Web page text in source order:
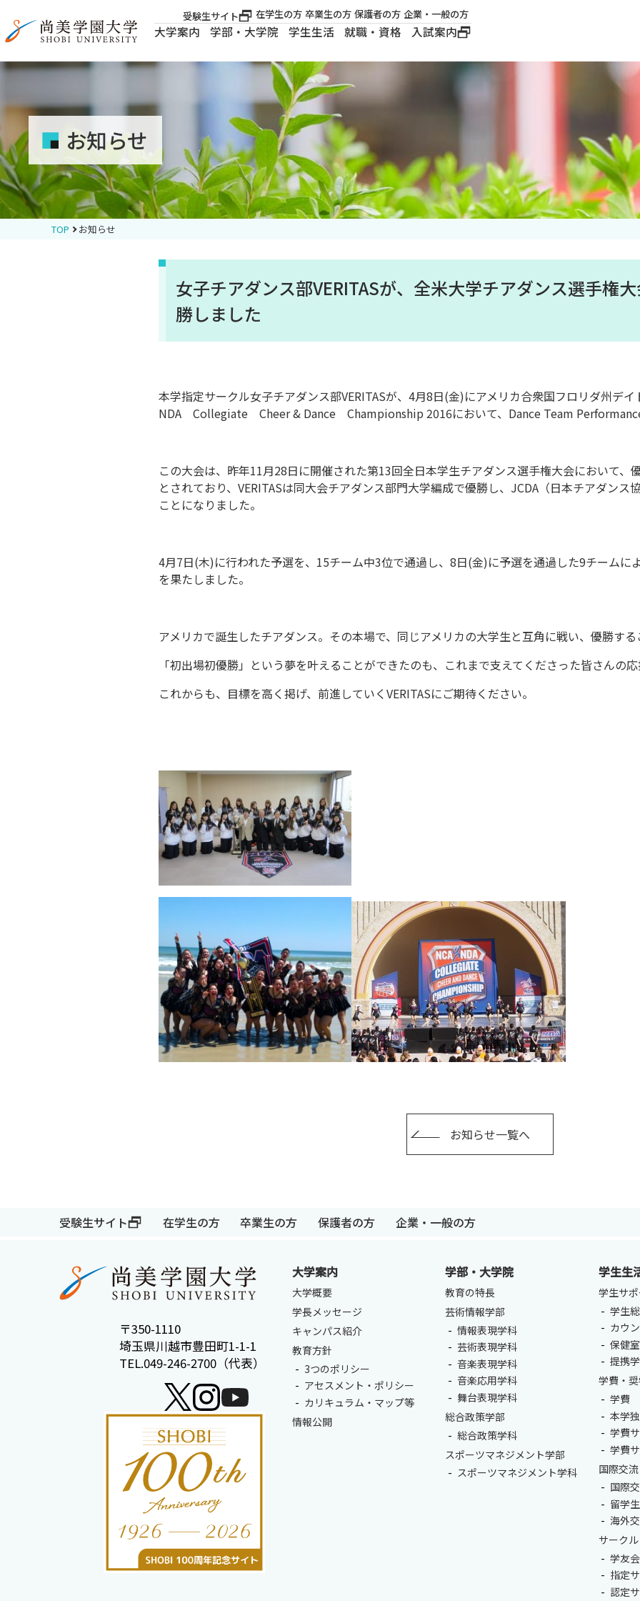
受験生サイト 在学生の方 卒業生の方 保護者の方 企業・一般の方
大学案内 学部・大学院 学生生活 就職・資格 入試案内
学部・大学院
学生生活
大学案内
建学の精神
ロゴマーク・公式キ
ャラクター
保護者の方
お知らせ
TOP お知らせ
女子チアダンス部VERITASが、全米大学チアダンス選手権
勝しました
本学指定サークル女子チアダンス部VERITASが、4月8日(金)にアメリカ合衆国フロリダ州デ
NDA Collegiate Cheer & Dance Championship 2016において、Dance Team
この大会は、昨年11月28日に開催された第13回全日本学生チアダンス選手権大会において、
とされており、VERITASは同大会チアダンス部門大学編成で優勝し、JCDA（日本チアダンス
ことになりました。
4月7日(木)に行われた予選を、15チーム中3位で通過し、8日(金)に予選を通過した9チームに
を果たしました。
アメリカで誕生したチアダンス。その本場で、同じアメリカの大学生と互角に戦い、優勝する
「初出場初優勝」という夢を叶えることができたのも、これまで支えてくださった皆さんの応
これからも、目標を高く掲げ、前進していくVERITASにご期待ください。
お知らせ一覧へ
受験生サイト 在学生の方 卒業生の方 保護者の方 企業・一般の方
〒350-1110
埼玉県川越市豊田町1-1-1
TEL.049-246-2700（代表）
大学案内
大学概要
学長メッセージ
キャンパス紹介
教育方針
3つのポリシー
アセスメント・ポリシー
カリキュラム・マップ等
情報公開
学部・大学院
教育の特長
芸術情報学部
情報表現学科
芸術表現学科
音楽表現学科
音楽応用学科
舞台表現学科
総合政策学部
総合政策学科
スポーツマネジメント学部
スポーツマネジメント学科
学生生
学生サ
学生
カウ
保健室
提携
学費・
学費
本学
学費
学費
国際交流
国際
留学
海外
サークル
学友
指定
認定